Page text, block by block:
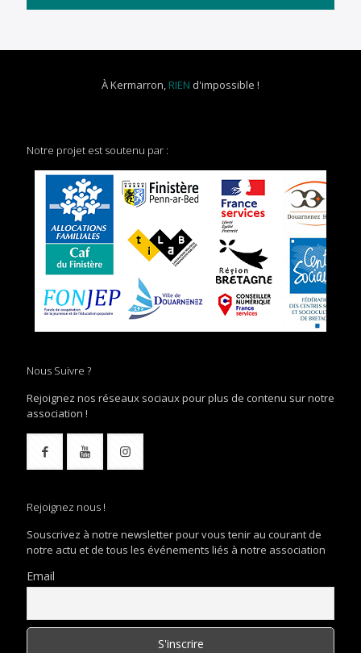
À Kermarron, RIEN d'impossible !
Notre projet est soutenu par :
Nous Suivre ?
Rejoignez nos réseaux sociaux pour plus de contenu sur notre
association !
Rejoignez nous !
Souscrivez à notre newsletter pour vous tenir au courant de
notre actu et de tous les événements liés à notre association
Email